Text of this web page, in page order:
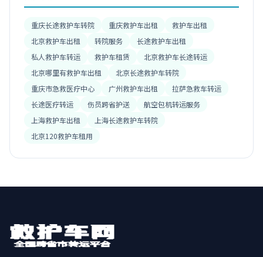
重庆长途救护车转院 重庆救护车出租
救护车出租
北京救护车出租
转院服务
长途救护车出租
私人救护车转运
救护车租赁
北京救护车长途转运
北京哪里有救护车出租
北京长途救护车转院
重庆市急救医疗中心
广州救护车出租
拉萨急救车转运
长途医疗转运
伤员跨省护送
航空包机转运服务
上海救护车出租
上海长途救护车转院
北京120救护车租用